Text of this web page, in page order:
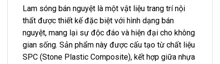
Lam sóng bán nguyệt là một vật liệu trang trí nội
thất được thiết kế đặc biệt với hình dạng bán
nguyệt, mang lại sự độc đáo và hiện đại cho không
gian sống. Sản phẩm này được cấu tạo từ chất liệu
SPC (Stone Plastic Composite), kết hợp giữa nhựa